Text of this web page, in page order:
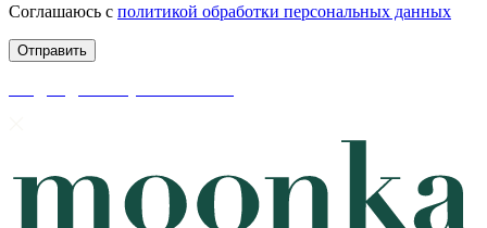
Соглашаюсь с политикой обработки персональных данных